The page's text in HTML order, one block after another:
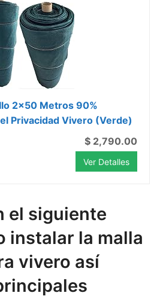
2x50 Metros 90%
Privacidad Vivero (Verde)
$ 2,790.00
Ver Detalles
el siguiente
instalar la malla
vivero así